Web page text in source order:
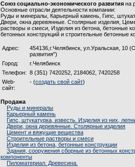
Союз социально-экономического развития на
Основные отрасли деятельности компании:
Руды и минералы, Карьерный камень, Гипс,
Двери, окна деревянные. Столярные изделия,
растворы и смеси, Изделия из бетона, бетонные
бетонных конструкций и строительные бетонные
Адрес:
454136,г.Челябинск, ул.Уральская, 10
развития")
Город:
г.Челябинск
Телефон: 8 (351) 7420252, 2184062, 7420258
Web-
сайт:
- (создать свой сайт)
Продажа
Руды и минералы
Карьерный камень
Гипс, штукатурка, известь. Изделия из них,
Двери, окна деревянные. Столярные изделия
Цемент и вяжущие вещества
Строительные растворы и смеси
Изделия из бетона, бетонные конструкции
Здания, сооружения сборные из бетонных
компоненты
Пиломатериал. Древесина.